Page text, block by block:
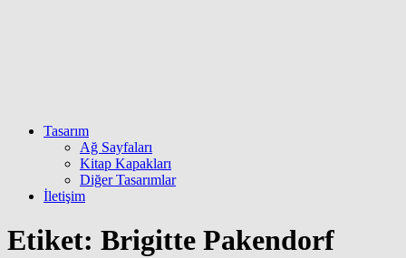
Tasarım
Ağ Sayfaları
Kitap Kapakları
Diğer Tasarımlar
İletişim
Etiket: Brigitte Pakendorf